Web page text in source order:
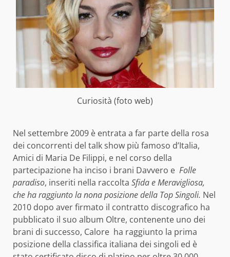
Curiosità (foto web)
Nel settembre 2009 è entrata a far parte della rosa
dei concorrenti del talk show più famoso d’Italia,
Amici di Maria De Filippi, e nel corso della
partecipazione ha inciso i brani Davvero e Folle
paradiso, inseriti nella raccolta Sfida e Meravigliosa,
che ha raggiunto la nona posizione della Top Singoli. Nel
2010 dopo aver firmato il contratto discografico ha
pubblicato il suo album Oltre, contenente uno dei
brani di successo, Calore ha raggiunto la prima
posizione della classifica italiana dei singoli ed è